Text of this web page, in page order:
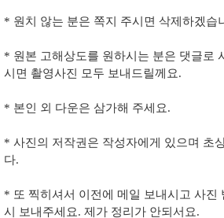
* 원치 않는 분은 쪽지 주시면 삭제하겠습
* 원본 고해상도를 원하시는 분은 댓글로
시면 촬영사진 모두 보내드릴께요.
* 본인 외 다운은 삼가해 주세요.
* 사진의 저작권은 작성자에게 있으며 초
다.
* 또 찍히셔서 이전에 메일 보내시고 사진
시 보내주세요. 제가 정리가 안되서요.